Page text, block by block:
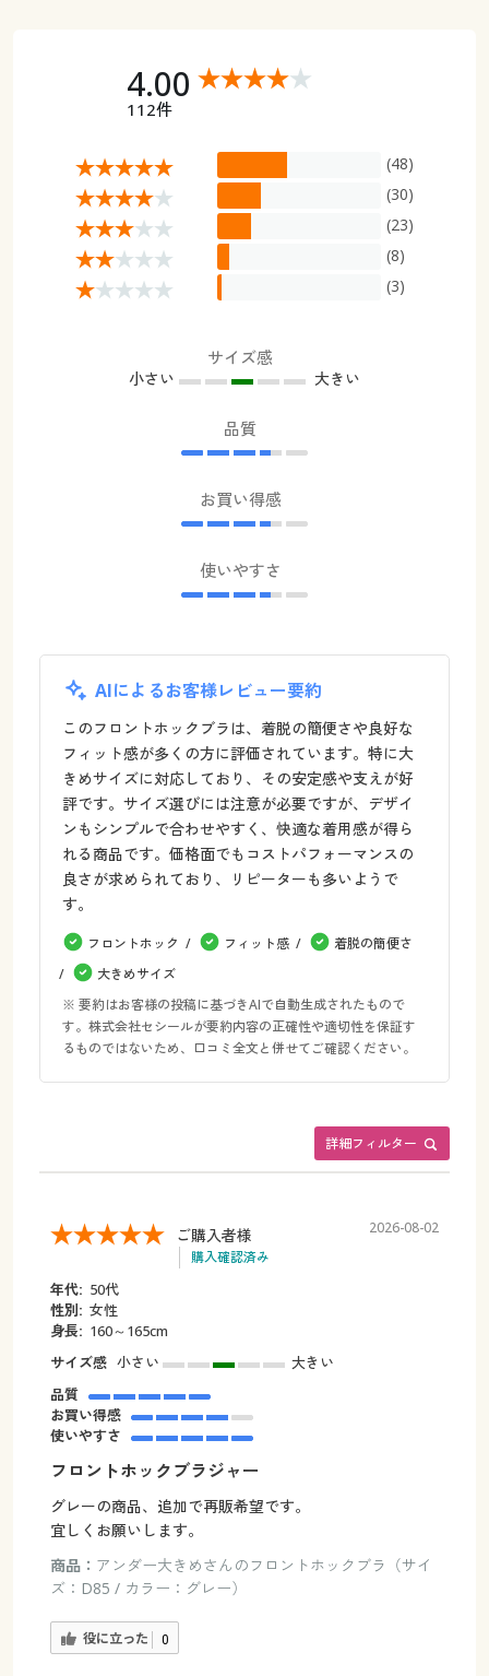
4.00
112件
(48)
(30)
(23)
(8)
(3)
サイズ感
小さい 大きい
品質
お買い得感
使いやすさ
AIによるお客様レビュー要約
このフロントホックブラは、着脱の簡便さや良好な
フィット感が多くの方に評価されています。特に大
きめサイズに対応しており、その安定感や支えが好
評です。サイズ選びには注意が必要ですが、デザイ
ンもシンプルで合わせやすく、快適な着用感が得ら
れる商品です。価格面でもコストパフォーマンスの
良さが求められており、リピーターも多いようで
す。
フロントホック フィット感
着脱の簡便さ
大きめサイズ
※ 要約はお客様の投稿に基づきAIで自動生成されたもので
す。株式会社セシールが要約内容の正確性や適切性を保証す
るものではないため、口コミ全文と併せてご確認ください。
詳細フィルター
ご購入者様
購入確認済み
2026-08-02
年代: 50代
性別: 女性
身長: 160～165cm
サイズ感 小さい
大きい
品質
お買い得感
使いやすさ
フロントホックブラジャー
グレーの商品、追加で再販希望です。
宜しくお願いします。
商品： アンダー大きめさんのフロントホックブラ（サイ
ズ：D85 / カラー：グレー）
役に立った 0